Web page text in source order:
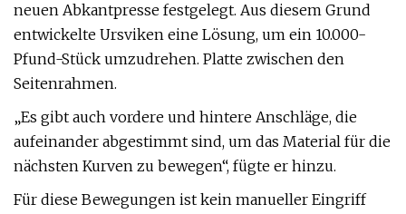
neuen Abkantpresse festgelegt. Aus diesem Grund
entwickelte Ursviken eine Lösung, um ein 10.000-
Pfund-Stück umzudrehen. Platte zwischen den
Seitenrahmen.
„Es gibt auch vordere und hintere Anschläge, die
aufeinander abgestimmt sind, um das Material für die
nächsten Kurven zu bewegen“, fügte er hinzu.
Für diese Bewegungen ist kein manueller Eingriff